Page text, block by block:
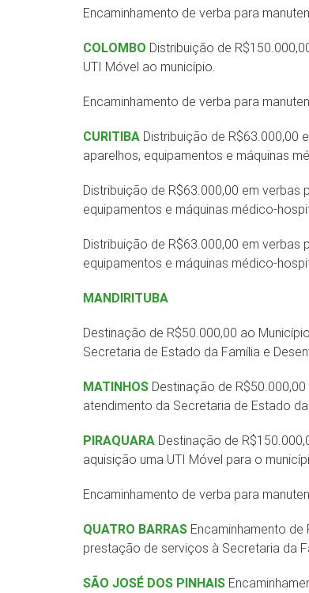
Encaminhamento de verba para
COLOMBO Distribuição de
UTI Móvel ao município.
Encaminhamento de verba para
CURITIBA Distribuição de R$63.000,00
aparelhos, equipamentos e máquinas
Distribuição de R$63.000,00 em
equipamentos e máquinas médico-
Distribuição de R$63.000,00 em
equipamentos e máquinas médico-
MANDIRITUBA
Destinação de R$50.000,00 ao
Secretaria de Estado da Família e
MATINHOS Destinação de
atendimento da Secretaria de Estado
PIRAQUARA Destinação de
aquisição uma UTI Móvel para o
Encaminhamento de verba para
QUATRO BARRAS Encaminhamento
prestação de serviços à Secretaria da
SÃO JOSÉ DOS PINHAIS